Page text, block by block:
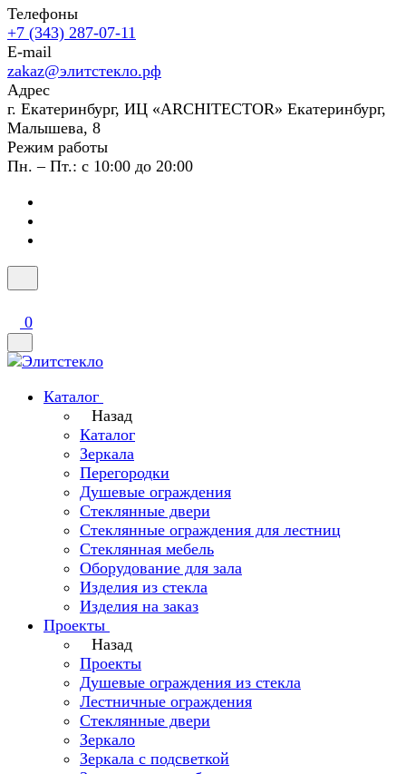
Телефоны
+7 (343) 287-07-11
E-mail
zakaz@элитстекло.рф
Адрес
г. Екатеринбург, ИЦ «ARCHITECTOR» Екатеринбург,
Малышева, 8
Режим работы
Пн. – Пт.: с 10:00 до 20:00
0
Каталог
Назад
Каталог
Зеркала
Перегородки
Душевые ограждения
Стеклянные двери
Стеклянные ограждения для лестниц
Стеклянная мебель
Оборудование для зала
Изделия из стекла
Изделия на заказ
Проекты
Назад
Проекты
Душевые ограждения из стекла
Лестничные ограждения
Стеклянные двери
Зеркало
Зеркала с подсветкой